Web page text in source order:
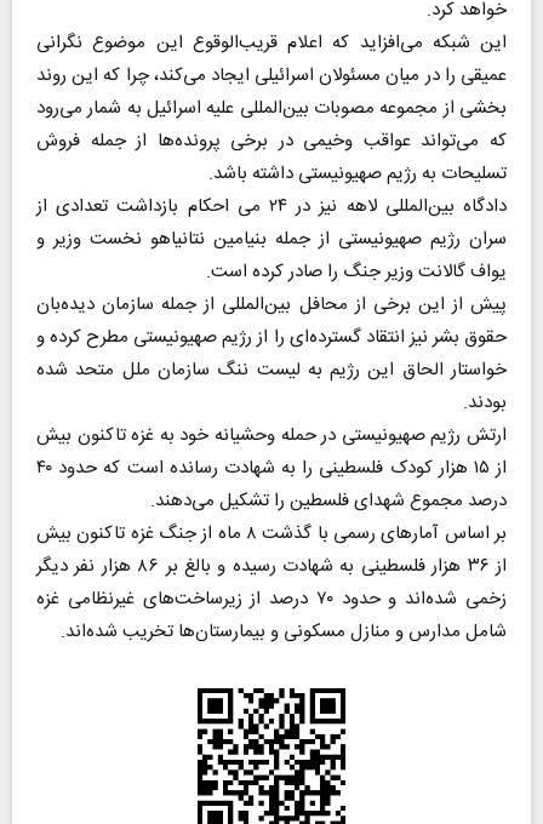
خواهد کرد.
این شبکه می‌افزاید که اعلام قریب‌الوقوع این موضوع نگرانی
عمیقی را در میان مسئولان اسرائیلی ایجاد می‌کند، چرا که این روند
بخشی از مجموعه مصوبات بین‌المللی علیه اسرائیل به شمار می‌رود
که می‌تواند عواقب وخیمی در برخی پرونده‌ها از جمله فروش
تسلیحات به رژیم صهیونیستی داشته باشد.
دادگاه بین‌المللی لاهه نیز در ۲۴ می احکام بازداشت تعدادی از
سران رژیم صهیونیستی از جمله بنیامین نتانیاهو نخست وزیر و
یواف گالانت وزیر جنگ را صادر کرده است.
پیش از این برخی از محافل بین‌المللی از جمله سازمان دیده‌بان
حقوق بشر نیز انتقاد گسترده‌ای را از رژیم صهیونیستی مطرح کرده و
خواستار الحاق این رژیم به لیست ننگ سازمان ملل متحد شده
بودند.
ارتش رژیم صهیونیستی در حمله وحشیانه خود به غزه تاکنون بیش
از ۱۵ هزار کودک فلسطینی را به شهادت رسانده است که حدود ۴۰
درصد مجموع شهدای فلسطین را تشکیل می‌دهند.
بر اساس آمارهای رسمی با گذشت ۸ ماه از جنگ غزه تاکنون بیش
از ۳۶ هزار فلسطینی به شهادت رسیده و بالغ بر ۸۶ هزار نفر دیگر
زخمی شده‌اند و حدود ۷۰ درصد از زیرساخت‌های غیرنظامی غزه
شامل مدارس و منازل مسکونی و بیمارستان‌ها تخریب شده‌اند.